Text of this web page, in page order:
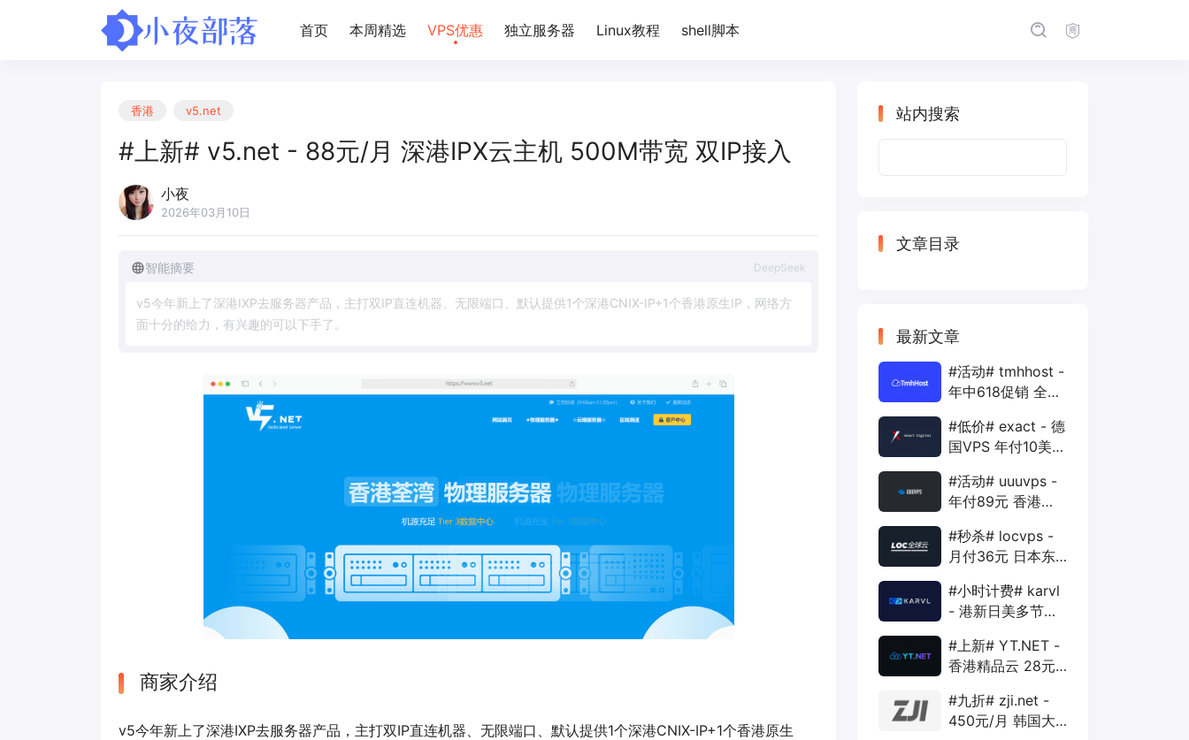
首页 本周精选 VPS优惠 独立服务器 Linux教程 shell脚本
香港 v5.net
#上新# v5.net - 88元/月 深港IPX云主机 500M带宽 双IP接入
小夜
2026年03月10日
智能摘要 DeepSeek
v5今年新 上了深港IXP去服务器产品 ， 主打双IP直连机 器 无限端口 默认提供1个深港CNIX-IP+1个香港原生IP ， 网络方
面十分的给力 ， 有兴趣的可以下手了
商家介绍
v5今年新上了深港IXP去服务器产品，主打双IP直连机器、无限端口、默认提供1个深港CNIX-IP+1个香港原生
站内搜索
文章目录
最新文章
#活动# tmhhost -
年中618促销 全场
年付VPS
#低价# exact - 德
国VPS 年付10美元
1Gbps
#活动# uuuvps -
年付89元 香港
400G 30M
#秒杀# locvps -
月付36元 日本东
40G 1T 450Mbps
#小时计费# karvl
- 港新日美多节点
20G 5T 1Gbps
#上新# YT.NET -
香港精品云 28元/
AS10099+移动
CMI
#九折# zji.net -
450元/月 韩国大